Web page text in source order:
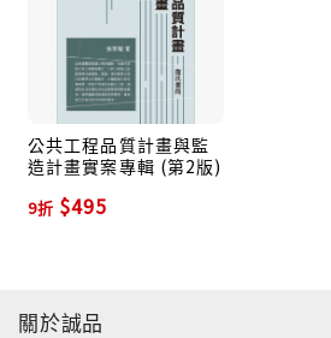
內容，除機關及監造單位另有規定
責任、施工要領、品質管理標準、
序、自主檢查表、不合格品之管制
內部品質稽核及文件紀錄管理系統
達查核金額之工程，品質計畫內容
標準、材料及施工檢驗程序、自主
理系統等項目。公告金額未達一千
公共工程品質計畫與監
造計畫實案專輯 (第2版)
9折 $495
關於誠品